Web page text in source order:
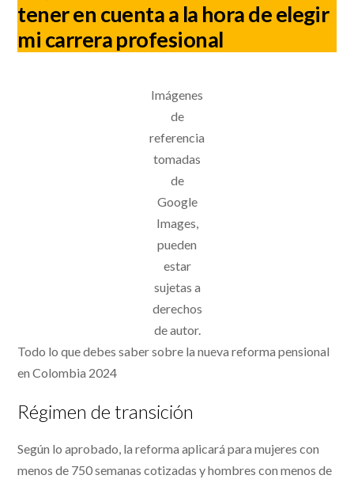
tener en cuenta a la hora de elegir
mi carrera profesional
Imágenes
de
referencia
tomadas
de
Google
Images,
pueden
estar
sujetas a
derechos
de autor.
Todo lo que debes saber sobre la nueva reforma pensional
en Colombia 2024
Régimen de transición
Según lo aprobado, la reforma aplicará para mujeres con
menos de 750 semanas cotizadas y hombres con menos de